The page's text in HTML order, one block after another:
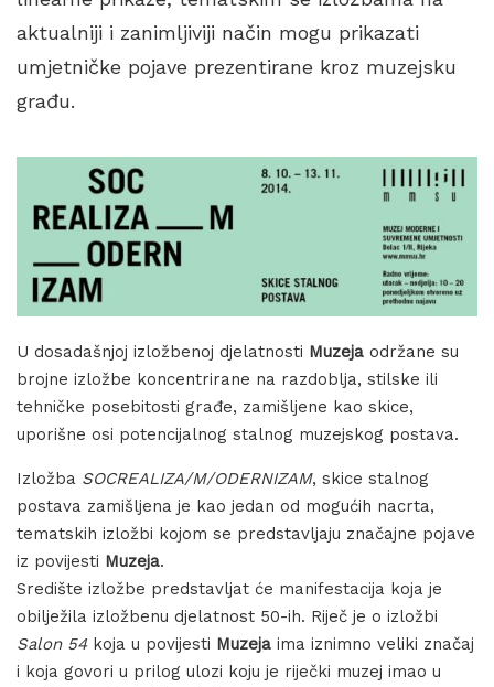
aktualniji i zanimljiviji način mogu prikazati
umjetničke pojave prezentirane kroz muzejsku
građu.
U dosadašnjoj izložbenoj djelatnosti Muzeja održane su
brojne izložbe koncentrirane na razdoblja, stilske ili
tehničke posebitosti građe, zamišljene kao skice,
uporišne osi potencijalnog stalnog muzejskog postava.
Izložba SOCREALIZA/M/ODERNIZAM, skice stalnog
postava zamišljena je kao jedan od mogućih nacrta,
tematskih izložbi kojom se predstavljaju značajne pojave
iz povijesti Muzeja.
Središte izložbe predstavljat će manifestacija koja je
obilježila izložbenu djelatnost 50-ih. Riječ je o izložbi
Salon 54koja u povijesti Muzeja ima iznimno veliki značaj
i koja govori u prilog ulozi koju je riječki muzej imao u